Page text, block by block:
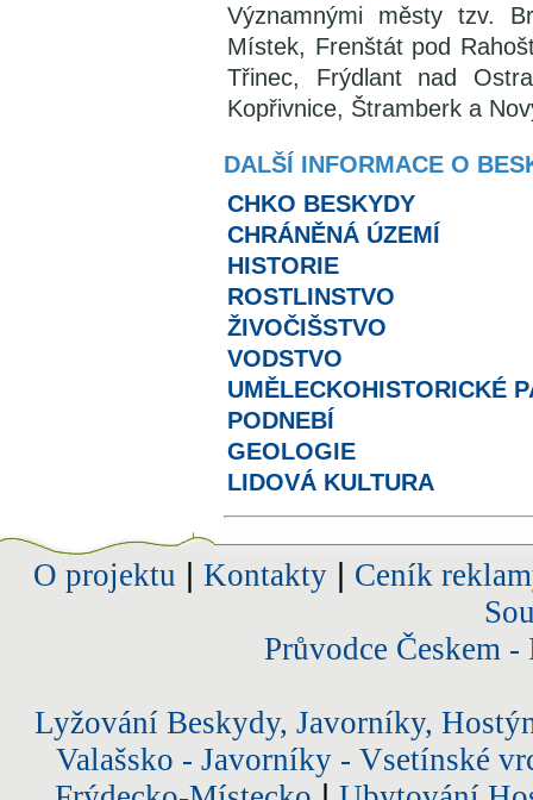
Významnými městy tzv.
Místek, Frenštát pod
Třinec, Frýdlant nad
Kopřivnice, Štramberk a
DALŠÍ INFORMACE O
CHKO BESKYDY
CHRÁNĚNÁ ÚZEMÍ
HISTORIE
ROSTLINSTVO
ŽIVOČIŠSTVO
VODSTVO
UMĚLECKOHISTORICKÉ
PODNEBÍ
GEOLOGIE
LIDOVÁ KULTURA
O projektu Kontakty| Ceník
Průvodce Českem
Lyžování Beskydy, Javorníky,
Valašsko - Javorníky - Vsetínské